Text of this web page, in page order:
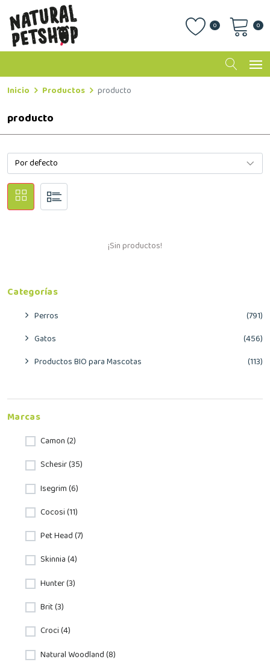
0 0
Inicio Productos producto
producto
¡Sin productos!
Categorías
Perros
(791)
Gatos
(456)
Productos BIO para Mascotas
(113)
Marcas
Camon (2)
Schesir (35)
Isegrim (6)
Cocosi (11)
Pet Head (7)
Skinnia (4)
Hunter (3)
Brit (3)
Croci (4)
Natural Woodland (8)